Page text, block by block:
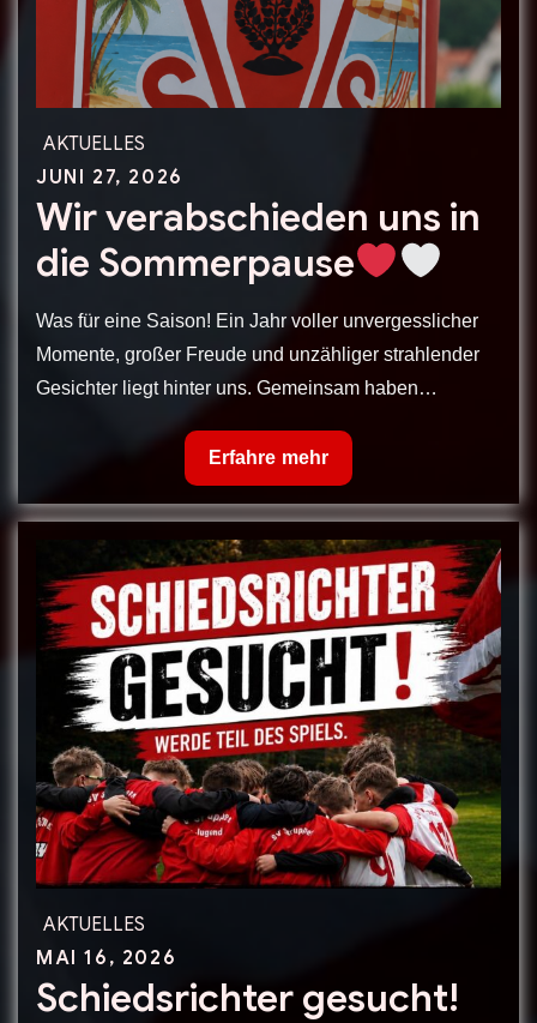
AKTUELLES
Posted
on
JUNI 27, 2026
Wir verabschieden uns in
die Sommerpause
Was für eine Saison! Ein Jahr voller unvergesslicher
Momente, großer Freude und unzähliger strahlender
Gesichter liegt hinter uns. Gemeinsam haben…
Wir
verabschieden
uns
in
die
Sommerpause
Erfahre mehr
AKTUELLES
Posted
on
MAI 16, 2026
Schiedsrichter gesucht!